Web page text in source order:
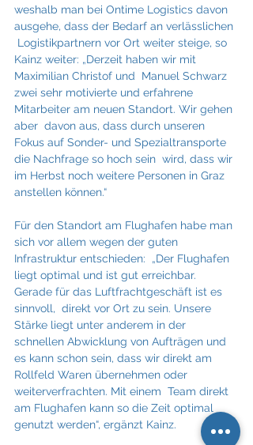
weshalb man bei Ontime Logistics davon
ausgehe, dass der Bedarf an verlässlichen
Logistikpartnern vor Ort weiter steige, so
Kainz weiter: „Derzeit haben wir mit
Maximilian Christof und  Manuel Schwarz
zwei sehr motivierte und erfahrene
Mitarbeiter am neuen Standort. Wir gehen
aber  davon aus, dass durch unseren
Fokus auf Sonder- und Spezialtransporte
die Nachfrage so hoch sein  wird, dass wir
im Herbst noch weitere Personen in Graz
anstellen können.“
Für den Standort am Flughafen habe man
sich vor allem wegen der guten
Infrastruktur entschieden:  „Der Flughafen
liegt optimal und ist gut erreichbar.
Gerade für das Luftfrachtgeschäft ist es
sinnvoll,  direkt vor Ort zu sein. Unsere
Stärke liegt unter anderem in der
schnellen Abwicklung von Aufträgen und
es kann schon sein, dass wir direkt am
Rollfeld Waren übernehmen oder
weiterverfrachten. Mit einem  Team direkt
am Flughafen kann so die Zeit optimal
genutzt werden“, ergänzt Kainz.